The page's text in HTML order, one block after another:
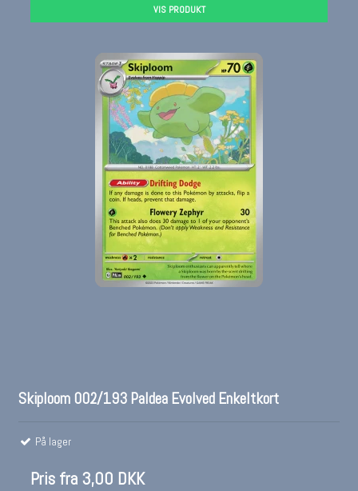
VIS PRODUKT
Skiploom 002/193 Paldea Evolved Enkeltkort
På lager
Pris fra 3,00 DKK